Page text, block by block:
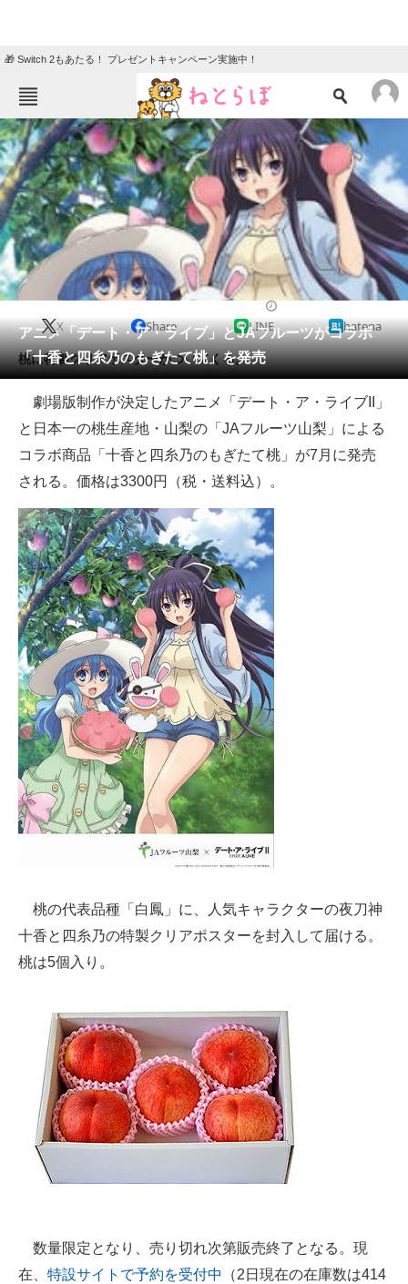
🎁 Switch 2もあたる！ プレゼントキャンペーン実施中！
ねとらぼメニュー
TOP ニュース
エンタメ クイズ
グルメ 地域
住まい 教育・育児
動物 リサーチ
会員記事
メディア
注目記事を集めた総合ページ
ITの今と未来を見通す
スマホと通信の最新トレンド
進化するPCとデバイスの未来
好きが集まる 比べて選べる
ビジネスと働き方のヒント
AI活用のいまが分かる
企業ITのトレンドを詳説
経営リーダーのコミュニティ
マーケ×ITの今がよく分かる
ITエンジニア向け専門サイト
企業向けIT製品の総合サイト
製造業のIT導入・活用を支援
モノづくり技術者専門サイト
電子設計の基本と応用
エネルギーの専門メディア
建設×テクノロジーの最前線
ちょっと気になるネットの話題
アニメ「デート・ア・ライブ」とJAフルーツがコラボ
「十香と四糸乃のもぎたて桃」を発売
X Share LINE hatena
桃に特製クリアポスターがついてくる。
劇場版制作が決定したアニメ「デート・ア・ライブII」
と日本一の桃生産地・山梨の「JAフルーツ山梨」による
コラボ商品「十香と四糸乃のもぎたて桃」が7月に発売
される。価格は3300円（税・送料込）。
桃の代表品種「白鳳」に、人気キャラクターの夜刀神
十香と四糸乃の特製クリアポスターを封入して届ける。
桃は5個入り。
数量限定となり、売り切れ次第販売終了となる。現
在、 特設サイトで予約を受付中
（2日現在の在庫数は414